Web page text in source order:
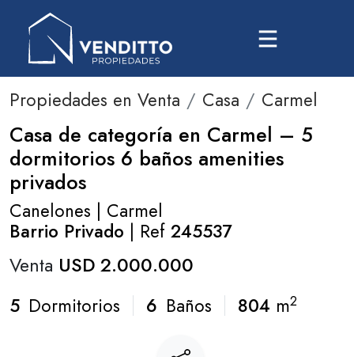
Propiedades en Venta Casa Carmel
Casa de categoría en Carmel – 5
dormitorios 6 baños amenities
privados
Canelones | Carmel
Barrio Privado | Ref 245537
Venta USD 2.000.000
5 Dormitorios 6 Baños 804 m2